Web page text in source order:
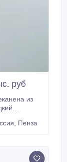
руб
Пенза